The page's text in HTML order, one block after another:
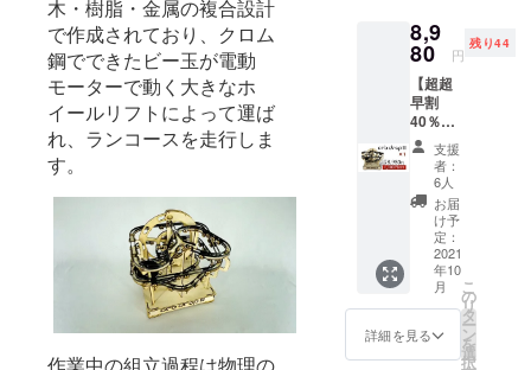
木・樹脂・金属の複合設計
で作成されており、クロム
鋼でできたビー玉が電動
モーターで動く大きなホ
イールリフトによって運ば
れ、ランコースを走行しま
す。
商品を世界
各地から輸
入し、想い
を引き継い
で使われる
日本のお客
様との架け
橋になるべ
く努めてお
ります。今
回ご紹介す
る品は、私
自身も非常
8,9
80 円
残り44
【超超
早割
40％オ
フ】ピ
タゴラ
コース
ター
Ord
DropIII
× 1個 ピ
タゴラ
コース
ター
Ord
DropIII
支援
者：
6人
お届
け予
定：
2021
年10
月
詳細を見る
こ
の
リ
タ
ー
ン
を
選
択